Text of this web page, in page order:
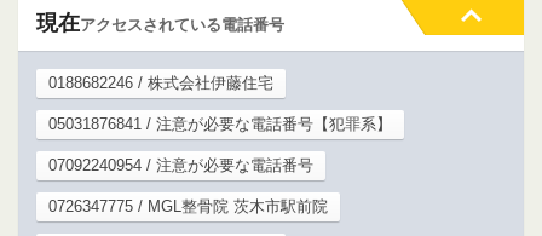
現在アクセスされている電話番号
0188682246 / 株式会社伊藤住宅
05031876841 / 注意が必要な電話番号【犯罪系】
07092240954 / 注意が必要な電話番号
0726347775 / MGL整骨院 茨木市駅前院